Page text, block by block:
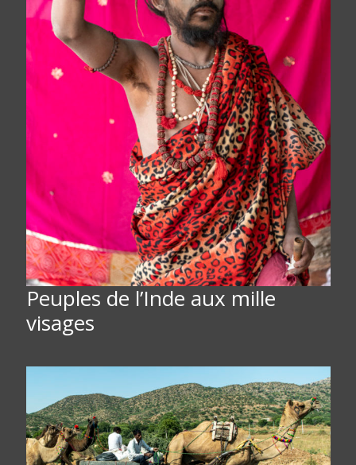
Peuples de l’Inde aux mille
visages